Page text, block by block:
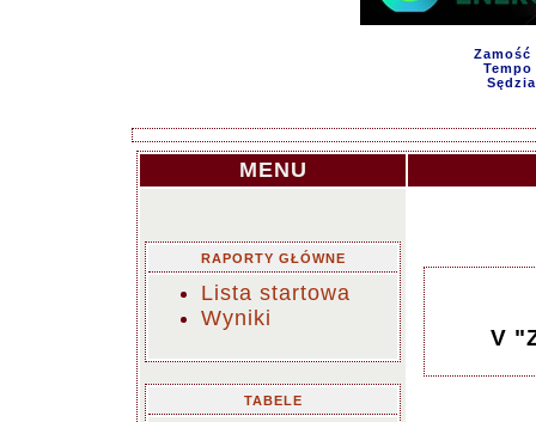
Zamość
MENU
RAPORTY GŁÓWNE
Lista startowa
Wyniki
TABELE
V